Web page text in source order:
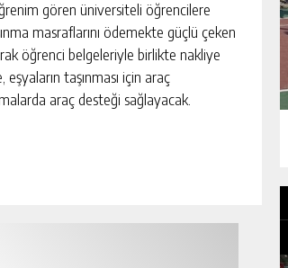
gören üniversiteli öğrencilere
masraflarını ödemekte güçlü çeken
öğrenci belgeleriyle birlikte nakliye
taşınması için araç
araç desteği sağlayacak.